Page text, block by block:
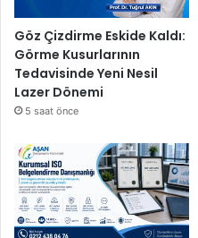
Göz Çizdirme Eskide Kaldı:
Görme Kusurlarının
Tedavisinde Yeni Nesil
Lazer Dönemi
5 saat önce